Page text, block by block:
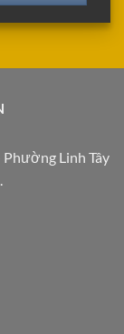
Phường Linh Tây